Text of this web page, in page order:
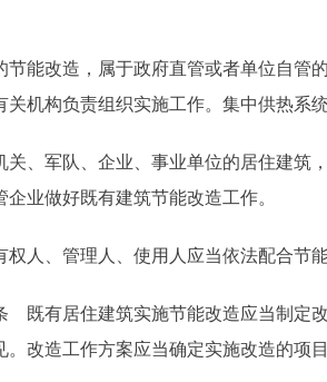
改造，属于政府直管或者单位自管的
关机构负责组织实施工作。集中供热系
军队、企业、事业单位的居住建筑，
企业做好既有建筑节能改造工作。
人、管理人、使用人应当依法配合节
有居住建筑实施节能改造应当制定改
。改造工作方案应当确定实施改造的项